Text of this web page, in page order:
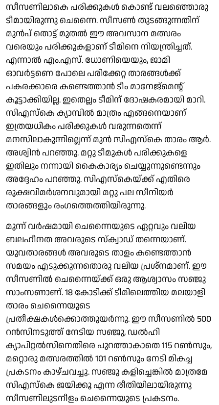
സീസണിലാകെ പരിക്കുകൾ കൊണ്ട് വലഞ്ഞൊരു
ടീമായിരുന്നു ചെന്നൈ. സീസൺ തുടങ്ങുന്നതിന്
മുൻപ് തൊട്ട് മുതൽ ഈ അവസാന മത്സരം
വരെയും പരിക്കുകളാണ് ടീമിനെ നിയന്ത്രിച്ചത്.
എന്നാൽ എം.എസ്. ധോണിയെയും, ജാമി
ഓവർട്ടണെ പോലെ പരിക്കേറ്റ താരങ്ങൾക്ക്
പകരക്കാരെ കണ്ടെത്താൻ ടീം മാനേജ്മെൻ്റ്
കൂട്ടാക്കിയില്ല. ഇതെല്ലം ടീമിന് ദോഷകരമായി മാറി.
സിഎസ്കെ ക്യാമ്പിൽ മാത്രം എങ്ങനെയാണ്
ഇത്രയധികം പരിക്കുകൾ വരുന്നതെന്ന്
മനസിലാകുന്നില്ലെന്ന് മുൻ സിഎസ്കെ താരം ആർ.
അശ്വിൻ പറഞ്ഞു. മറ്റു ടീമുകൾ പരിക്കുകളെ
ഇതിലും നന്നായി കൈകാര്യം ചെയ്യുന്നുണ്ടെന്നും
അദ്ദേഹം പറഞ്ഞു. സിഎസ്കെയ്ക്ക് എതിരെ
രൂക്ഷവിമർശനവുമായി മറ്റു പല സീനിയർ
താരങ്ങളും രംഗത്തെത്തിയിരുന്നു.
മൂന്ന് വർഷമായി ചെന്നൈയുടെ ഏറ്റവും വലിയ
ബലഹീനത അവരുടെ സ്‌ക്വാഡ് തന്നെയാണ്.
യുവതാരങ്ങൾ അവരുടെ താളം കണ്ടെത്താൻ
സമയം എടുക്കുന്നതൊരു വലിയ പ്രശ്നമാണ്. ഈ
സീസണിൽ ചെന്നൈയ്ക്ക് ഒരു ആശ്വാസം സഞ്ജു
സാംസണാണ്. 18 കോടിക്ക് ടീമിലെത്തിയ മലയാളി
താരം ചെന്നൈയുടെ
പ്രതീക്ഷകൾക്കൊത്തുയർന്നു. ഈ സീസണിൽ 500
റൻസിനടുത്ത്‌ നേടിയ സഞ്ജു, ഡൽഹി
ക്യാപിറ്റൽസിനെതിരെ പുറത്താകാതെ 115 റൺസും,
മറ്റൊരു മത്സരത്തിൽ 101 റൺസും നേടി മികച്ച
പ്രകടനം കാഴ്ചവച്ചു. സഞ്ജു കളിച്ചെങ്കിൽ മാത്രമേ
സിഎസ്കെ ജയിക്കൂ എന്ന രീതിയിലായിരുന്നു
സീസണിലുടനീളം ചെന്നൈയുടെ പ്രകടനം.